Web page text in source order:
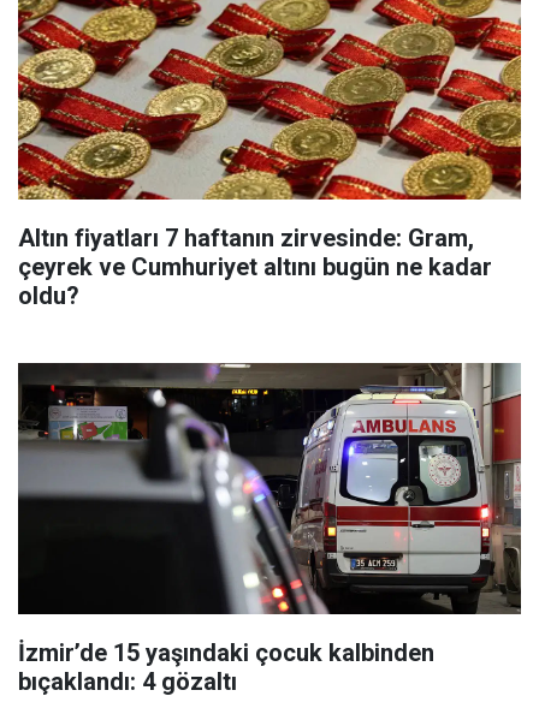
Altın fiyatları 7 haftanın zirvesinde: Gram,
çeyrek ve Cumhuriyet altını bugün ne kadar
oldu?
İzmir’de 15 yaşındaki çocuk kalbinden
bıçaklandı: 4 gözaltı